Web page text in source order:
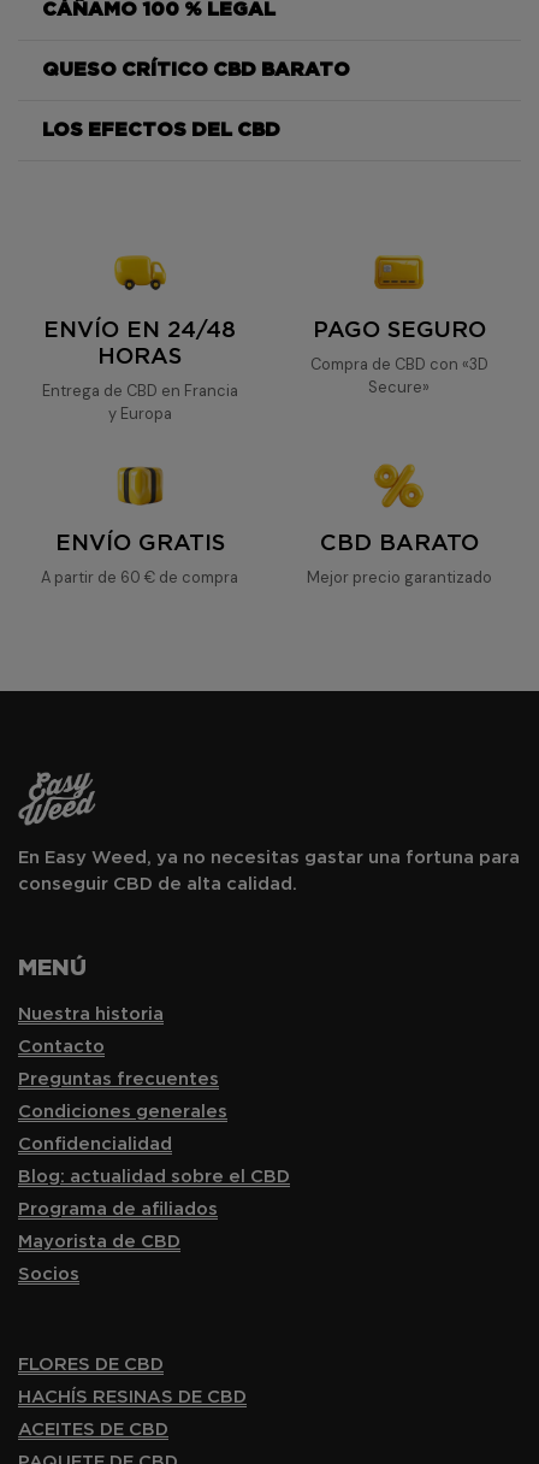
CÁÑAMO 100 % LEGAL
QUESO CRÍTICO CBD BARATO
LOS EFECTOS DEL CBD
Cheese
ENVÍO EN 24/48
HORAS
Entrega de CBD en Francia
y Europa
PAGO SEGURO
Compra de CBD con «3D
Secure»
ENVÍO GRATIS
A partir de 60 € de compra
CBD BARATO
Mejor precio garantizado
En Easy Weed, ya no necesitas gastar una fortuna para
conseguir CBD de alta calidad.
MENÚ
Nuestra historia
Contacto
Preguntas frecuentes
Condiciones generales
Confidencialidad
Blog: actualidad sobre el CBD
Programa de afiliados
Mayorista de CBD
Socios
FLORES DE CBD
HACHÍS RESINAS DE CBD
ACEITES DE CBD